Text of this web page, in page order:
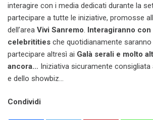
interagire con i media dedicati durante la
partecipare a tutte le iniziative, promosse
dell’area Vivi Sanremo. Interagiranno con
celebritities che quotidianamente
partecipare altresì ai Galà serali e molto
ancora… Iniziativa sicuramente consigliata
e dello showbiz…
Condividi